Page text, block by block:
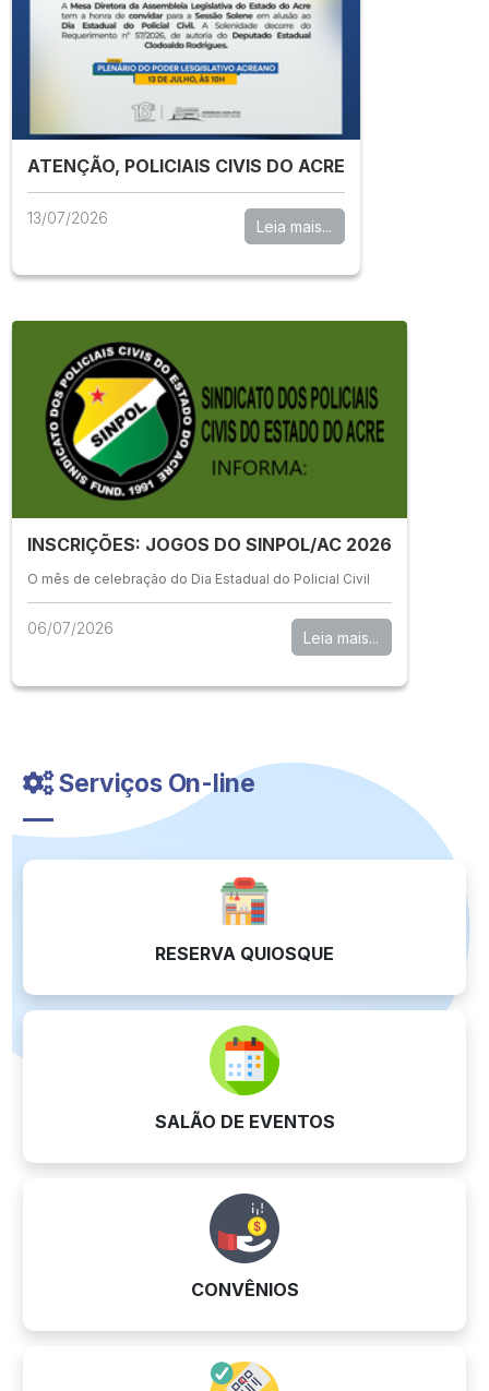
ATENÇÃO, POLICIAIS CIVIS DO ACRE
13/07/2026 Leia mais...
INSCRIÇÕES: JOGOS DO SINPOL/AC 2026
O mês de celebração do Dia Estadual do Policial Civil
06/07/2026 Leia mais...
Serviços On-line
RESERVA QUIOSQUE
SALÃO DE EVENTOS
CONVÊNIOS